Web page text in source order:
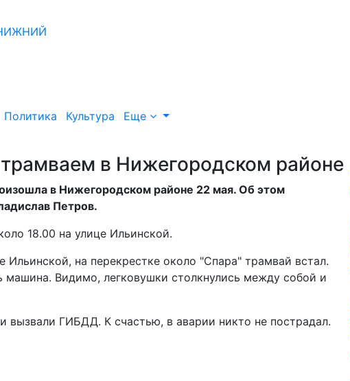
Политика Культура Еще
в Нижегородском районе
в Нижегородском районе 22 мая. Об этом
Петров.
18.00 на улице Ильинской.
на перекрестке около "Спара" трамвай встал.
машина. Видимо, легковушки столкнулись между собой и
вызвали ГИБДД. К счастью, в аварии никто не пострадал.